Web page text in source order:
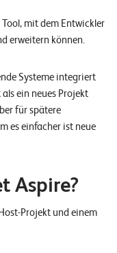
mit dem Entwickler
erweitern können.
Systeme integriert
ein neues Projekt
für spätere
es einfacher ist neue
Aspire?
Projekt und einem